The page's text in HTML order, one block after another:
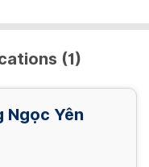
gồm thụt
(1)
Ngọc Yên